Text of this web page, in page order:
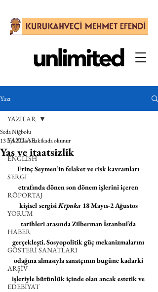
Yazı
YAZILAR
ENGLISH
SERGİ
RÖPORTAJ
YORUM
HABER
GÖSTERİ SANATLARI
ARŞİV
EDEBİYAT
YAZILAR
Yas ve itaatsizlik
Seda Niğbolu
13 Eyl 20245 dakikada okunur
Erinç Seymen’in felaket ve risk kavramları
etrafında dönen son dönem işlerini içeren
kişisel sergisi Kīpuka 18 Mayıs-2 Ağustos
tarihleri arasında Zilberman İstanbul’da
gerçekleşti. Sosyopolitik güç mekanizmalarını
odağına almasıyla sanatçının bugüne kadarki
işleriyle bütünlük içinde olan ancak estetik ve